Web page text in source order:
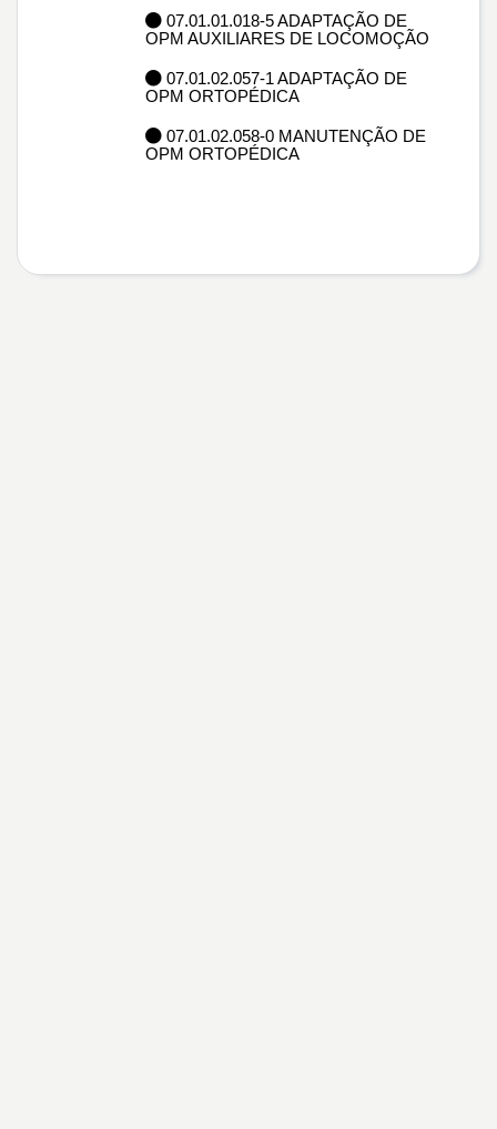
07.01.01.018-5 ADAPTAÇÃO DE
OPM AUXILIARES DE LOCOMOÇÃO
07.01.02.057-1 ADAPTAÇÃO DE
OPM ORTOPÉDICA
07.01.02.058-0 MANUTENÇÃO DE
OPM ORTOPÉDICA